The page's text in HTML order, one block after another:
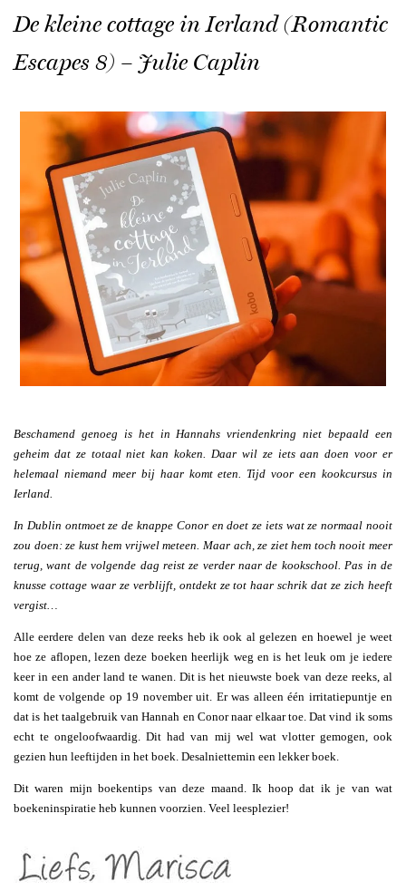
De kleine cottage in Ierland (Romantic
Escapes 8) – Julie Caplin
Beschamend genoeg is het in Hannahs vriendenkring niet bepaald een
geheim dat ze totaal niet kan koken. Daar wil ze iets aan doen voor er
helemaal niemand meer bij haar komt eten. Tijd voor een kookcursus in
Ierland.
In Dublin ontmoet ze de knappe Conor en doet ze iets wat ze normaal nooit
zou doen: ze kust hem vrijwel meteen. Maar ach, ze ziet hem toch nooit meer
terug, want de volgende dag reist ze verder naar de kookschool. Pas in de
knusse cottage waar ze verblijft, ontdekt ze tot haar schrik dat ze zich heeft
vergist…
Alle eerdere delen van deze reeks heb ik ook al gelezen en hoewel je weet
hoe ze aflopen, lezen deze boeken heerlijk weg en is het leuk om je iedere
keer in een ander land te wanen. Dit is het nieuwste boek van deze reeks, al
komt de volgende op 19 november uit. Er was alleen één irritatiepuntje en
dat is het taalgebruik van Hannah en Conor naar elkaar toe. Dat vind ik soms
echt te ongeloofwaardig. Dit had van mij wel wat vlotter gemogen, ook
gezien hun leeftijden in het boek. Desalniettemin een lekker boek.
Dit waren mijn boekentips van deze maand. Ik hoop dat ik je van wat
boekeninspiratie heb kunnen voorzien. Veel leesplezier!